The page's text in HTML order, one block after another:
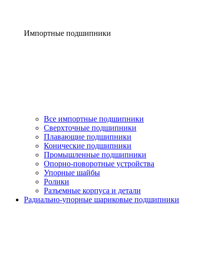
Импортные подшипники
Все импортные подшипники
Сверхточные подшипники
Плавающие подшипники
Конические подшипники
Промышленные подшипники
Опорно-поворотные устройства
Упорные шайбы
Ролики
Разъемные корпуса и детали
Радиально-упорные шариковые подшипники